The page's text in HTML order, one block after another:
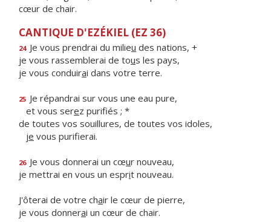
cœur de chair.
CANTIQUE D'EZÉKIEL (EZ 36)
24 Je vous prendrai du milieu des nations, +
je vous rassemblerai de tous les pays,
je vous conduirai dans votre terre.
25 Je répandrai sur vous une eau pure,
et vous serez purifiés ; *
de toutes vos souillures, de toutes vos idoles,
je vous purifierai.
26 Je vous donnerai un cœur nouveau,
je mettrai en vous un esprit nouveau.
J'ôterai de votre chair le cœur de pierre,
je vous donnerai un cœur de chair.